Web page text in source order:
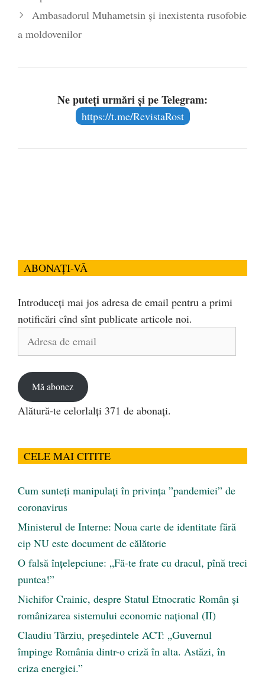
Ambasadorul Muhametsin și inexistenta rusofobie
a moldovenilor
Ne puteți urmări și pe Telegram:
https://t.me/RevistaRost
ABONAȚI-VĂ
Introduceți mai jos adresa de email pentru a primi
notificări cînd sînt publicate articole noi.
Mă abonez
Alătură-te celorlalți 371 de abonați.
CELE MAI CITITE
Cum sunteți manipulați în privința ”pandemiei” de
coronavirus
Ministerul de Interne: Noua carte de identitate fără
cip NU este document de călătorie
O falsă înțelepciune: „Fă-te frate cu dracul, pînă treci
puntea!”
Nichifor Crainic, despre Statul Etnocratic Român şi
românizarea sistemului economic naţional (II)
Claudiu Târziu, președintele ACT: „Guvernul
împinge România dintr-o criză în alta. Astăzi, în
criza energiei.”